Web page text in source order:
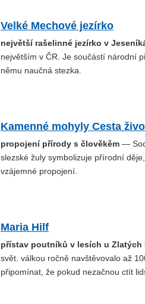
Velké Mechové jezírko
největší rašelinné jezírko v
největším v ČR. Je součástí národní
němu naučná stezka.
Kamenné mohyly Cesta
propojení přírody s člověkěm —
slezské žuly symbolizuje přírodní
vzájemné propojení.
Maria Hilf
přístav poutníků v lesích u Zlatých
svět. válkou ročně navštěvovalo až
připomínat, že pokud nezačnou ctít